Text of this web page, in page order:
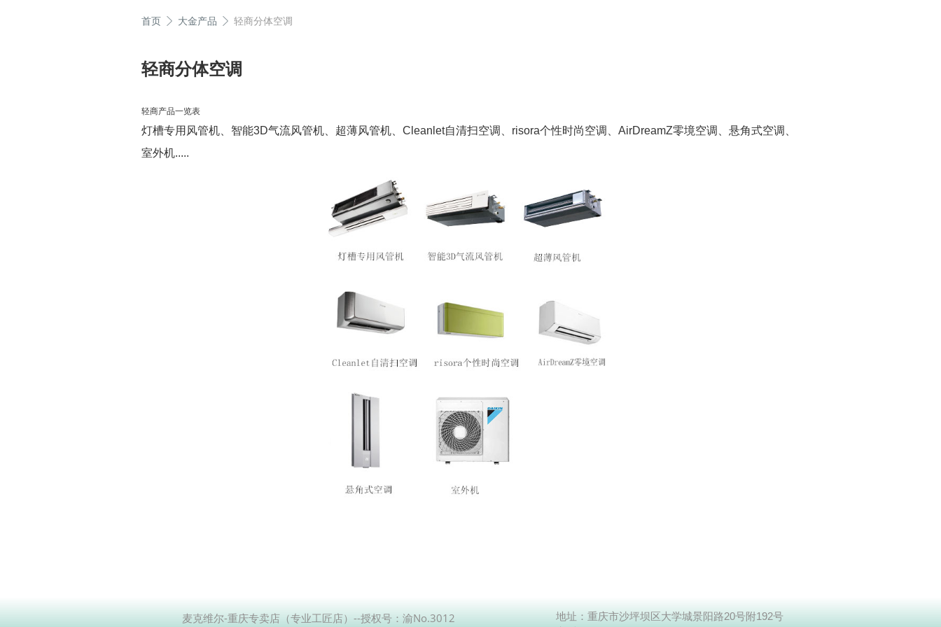
首页 大金产品 轻商分体空调
轻商分体空调
轻商产品一览表
灯槽专用风管机、智能3D气流风管机、超薄风管机、Cleanlet自清扫空调、risora个性时尚空调、AirDreamZ零境空调、悬角式空调、
室外机.....
地址：重庆市沙坪坝区大学城景阳路20号附192号
麦克维尔-重庆专卖店（专业工匠店）--授权号：渝No.3012